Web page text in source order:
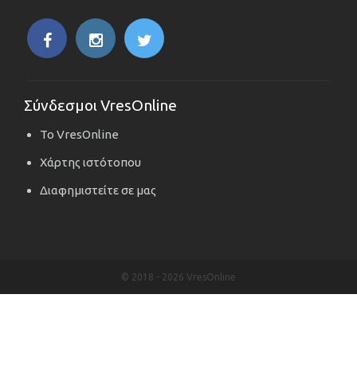
Σύνδεσμοι VresOnline
Το VresOnline
Χάρτης ιστότοπου
Διαφημιστείτε σε μας
© 2018 - 2026 VresOnline